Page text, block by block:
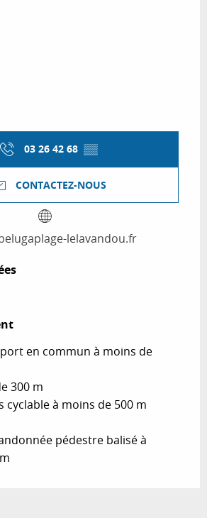
03 26 42 68 ▒▒
CONTACTEZ-NOUS
lelavandou.fr
en commun à moins de
300 m
cyclable à moins de 500 m
pédestre balisé à